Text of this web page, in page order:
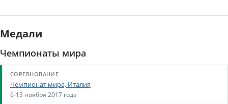
Медали
Чемпионаты мира
Чемпионат мира, Италия
6-13 ноября 2017 года